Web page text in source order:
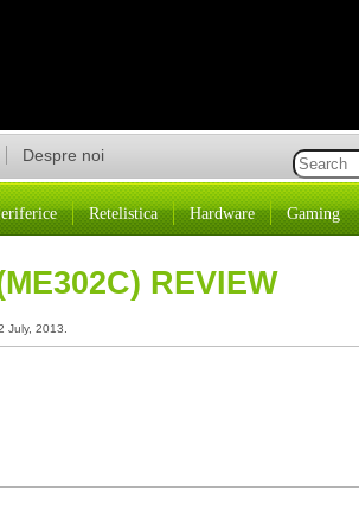
Despre noi
Retelistica Hardware Gaming
REVIEW
July, 2013.